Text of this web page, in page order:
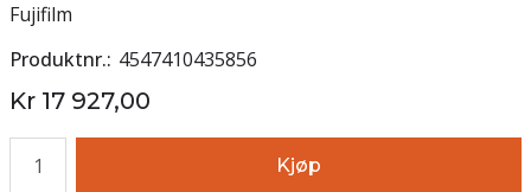
Fujifilm
Produktnr. 4547410435856
Kr 17 927,00
Kjøp